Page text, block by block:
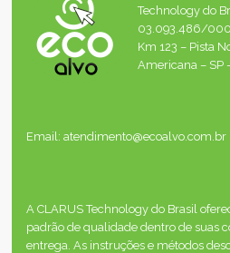
Technology do
03.093.486/
Km 123 – Pista
Americana – SP
Email: atendimento@ecoalvo.com.br
A CLARUS Technology do Brasil
padrão de qualidade dentro de suas
entrega. As instruções e métodos